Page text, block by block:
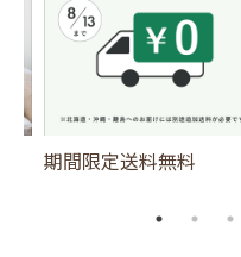
期間限定送料無料